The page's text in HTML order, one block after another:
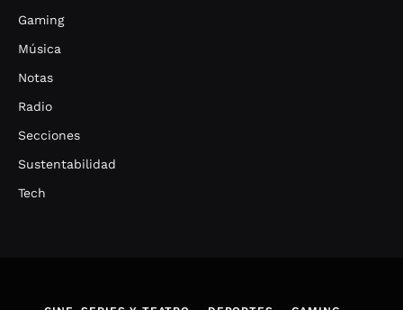
Gaming
Música
Notas
Radio
Secciones
Sustentabilidad
Tech